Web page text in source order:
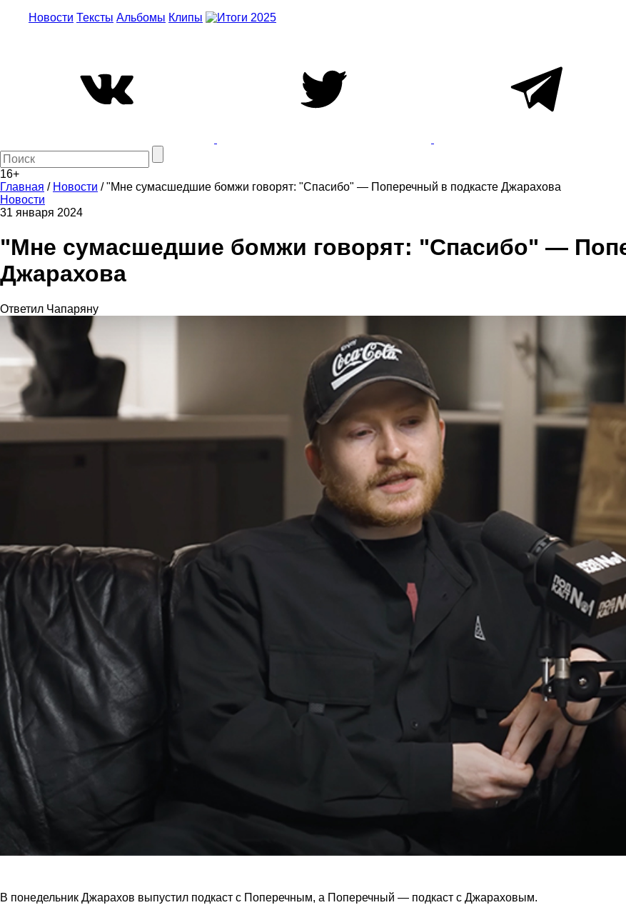
Новости Тексты Альбомы Клипы
16+
Главная / Новости /"Мне сумасшедшие бомжи говорят: "Спасибо" — Поперечный в подкасте Джарахова
Новости
31 января 2024
"Мне сумасшедшие бомжи говорят: "Спасибо" —
Джарахова
Ответил Чапаряну
В понедельник Джарахов выпустил подкаст с Поперечным, а Поперечный — подкаст с Джараховым.